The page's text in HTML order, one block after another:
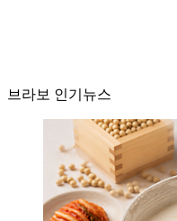
브라보 인기뉴스